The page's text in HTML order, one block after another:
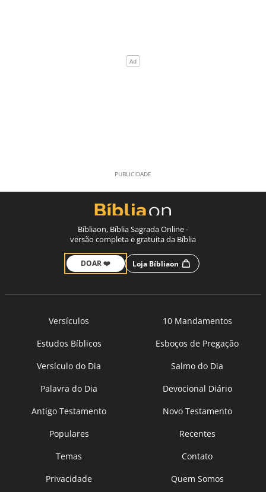
Bíbliaon, Bíblia Sagrada Online -
versão completa e gratuita da Bíblia
DOAR ❤️ Loja Bíbliaon
Versículos
10 Mandamentos
Estudos Bíblicos
Esboços de Pregação
Versículo do Dia
Salmo do Dia
Palavra do Dia
Devocional Diário
Antigo Testamento
Novo Testamento
Populares
Recentes
Temas
Contato
Privacidade
Quem Somos